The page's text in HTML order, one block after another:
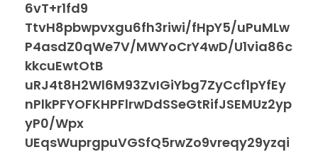
6vT+r1fd9
TtvH8pbwpvxgu6fh3riwi/fHpY5/uPuMLw
P4asdZ0qWe7V/MWYoCrY4wD/U1via86c
kkcuEwtOtB
uRJ4t8H2Wl6M93ZvIGiYbg7ZyCcf1pYfEy
nPlkPFYOFKHPFlrwDdSSeGtRifJSEMUz2yp
yP0/Wpx
UEqsWuprgpuVGSfQ5rwZo9vreqy29yzqi